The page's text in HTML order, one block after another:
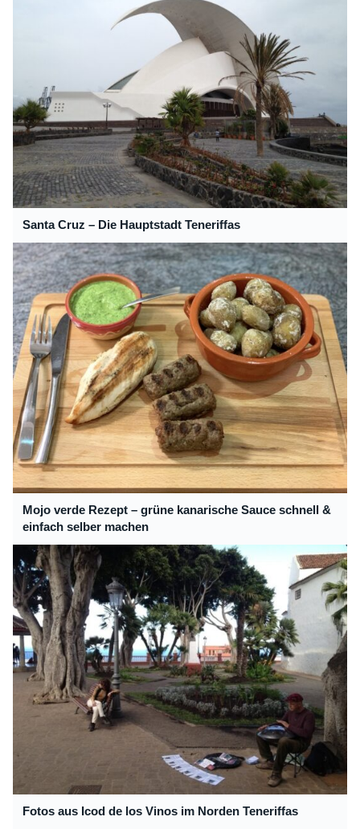
Santa Cruz – Die Hauptstadt Teneriffas
Mojo verde Rezept – grüne kanarische Sauce schnell &
einfach selber machen
Fotos aus Icod de los Vinos im Norden Teneriffas